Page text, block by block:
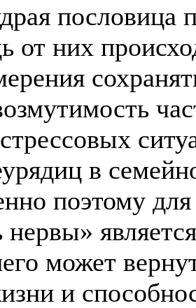
пословица
от них
в
поэтому
нервы»
может
и